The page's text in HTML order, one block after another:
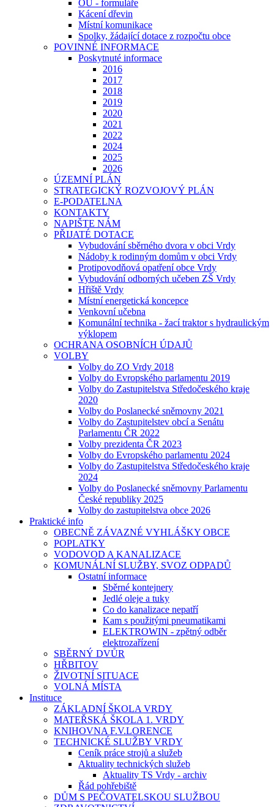
OÚ - formuláře
Kácení dřevin
Místní komunikace
Spolky, žádající dotace z rozpočtu obce
POVINNÉ INFORMACE
Poskytnuté informace
2016
2017
2018
2019
2020
2021
2022
2024
2025
2026
ÚZEMNÍ PLÁN
STRATEGICKÝ ROZVOJOVÝ PLÁN
E-PODATELNA
KONTAKTY
NAPIŠTE NÁM
PŘIJATÉ DOTACE
Vybudování sběrného dvora v obci Vrdy
Nádoby k rodinným domům v obci Vrdy
Protipovodňová opatření obce Vrdy
Vybudování odborných učeben ZŠ Vrdy
Hřiště Vrdy
Místní energetická koncepce
Venkovní učebna
Komunální technika - žací traktor s hydraulickým
výklopem
OCHRANA OSOBNÍCH ÚDAJŮ
VOLBY
Volby do ZO Vrdy 2018
Volby do Evropského parlamentu 2019
Volby do Zastupitelstva Středočeského kraje
2020
Volby do Poslanecké sněmovny 2021
Volby do Zastupitelstev obcí a Senátu
Parlamentu ČR 2022
Volby prezidenta ČR 2023
Volby do Evropského parlamentu 2024
Volby do Zastupitelstva Středočeského kraje
2024
Volby do Poslanecké sněmovny Parlamentu
České republiky 2025
Volby do zastupitelstva obce 2026
Praktické info
OBECNĚ ZÁVAZNÉ VYHLÁŠKY OBCE
POPLATKY
VODOVOD A KANALIZACE
KOMUNÁLNÍ SLUŽBY, SVOZ ODPADŮ
Ostatní informace
Sběrné kontejnery
Jedlé oleje a tuky
Co do kanalizace nepatří
Kam s použitými pneumatikami
ELEKTROWIN - zpětný odběr
elektrozařízení
SBĚRNÝ DVŮR
HŘBITOV
ŽIVOTNÍ SITUACE
VOLNÁ MÍSTA
Instituce
ZÁKLADNÍ ŠKOLA VRDY
MATEŘSKÁ ŠKOLA 1. VRDY
KNIHOVNA F.V.LORENCE
TECHNICKÉ SLUŽBY VRDY
Ceník práce strojů a služeb
Aktuality technických služeb
Aktuality TS Vrdy - archiv
Řád pohřebiště
DŮM S PEČOVATELSKOU SLUŽBOU